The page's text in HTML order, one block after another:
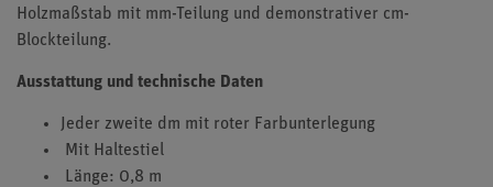
Holzmaßstab mit mm-Teilung und demonstrativer cm-
Blockteilung.
Ausstattung und technische Daten
Jeder zweite dm mit roter Farbunterlegung
Mit Haltestiel
Länge: 0,8 m